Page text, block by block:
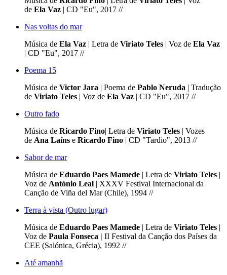
de Ela Vaz | CD "Eu", 2017 //
Nas voltas do mar
Música de Ela Vaz | Letra de Viriato Teles | Voz de Ela Vaz
| CD "Eu", 2017 //
Poema 15
Música de Victor Jara | Poema de Pablo Neruda | Tradução
de Viriato Teles | Voz de Ela Vaz | CD "Eu", 2017 //
Outro fado
Música de Ricardo Fino| Letra de Viriato Teles | Vozes
de Ana Laíns e Ricardo Fino | CD "Tardio", 2013 //
Sabor de mar
Música de Eduardo Paes Mamede | Letra de Viriato Teles |
Voz de António Leal | XXXV Festival Internacional da
Canção de Viña del Mar (Chile), 1994 //
Terra à vista (Outro lugar)
Música de Eduardo Paes Mamede | Letra de Viriato Teles |
Voz de Paula Fonseca | II Festival da Canção dos Países da
CEE (Salónica, Grécia), 1992 //
Até amanhã